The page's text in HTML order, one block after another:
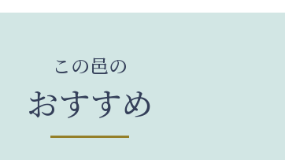
この邑の
おすすめ